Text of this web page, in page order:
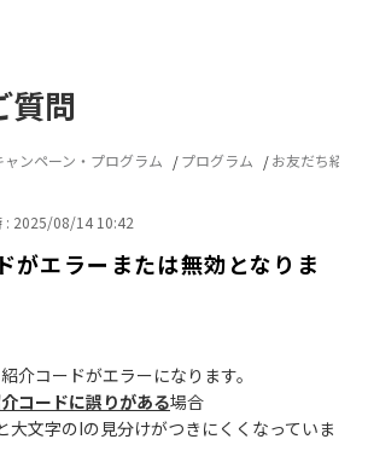
質問
ャンペーン・プログラム プログラム お友だち紹介
: 2025/08/14 10:42
がエラーまたは無効となりま
介コードがエラーになります。
コードに誤りがある場合
文字のIの見分けがつきにくくなっていま